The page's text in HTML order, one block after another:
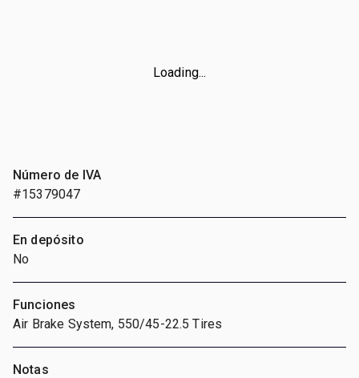
Loading...
Número de IVA
#15379047
En depósito
No
Funciones
Air Brake System, 550/45-22.5 Tires
Notas